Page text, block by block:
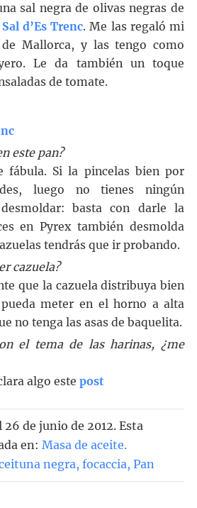
sal negra de olivas negras de
d’Es Trenc. Me las regaló mi
Mallorca, y las tengo como
Le da también un toque
de tomate.
este pan?
fábula. Si la pincelas bien por
luego no tienes ningún
basta con darle la
en Pyrex también desmolda
tendrás que ir probando.
cazuela?
que la cazuela distribuya bien
meter en el horno a alta
no tenga las asas de baquelita.
el tema de las harinas, ¿me
algo este post
26 de junio de 2012. Esta
en: Masa de aceite.
negra, focaccia, Pan